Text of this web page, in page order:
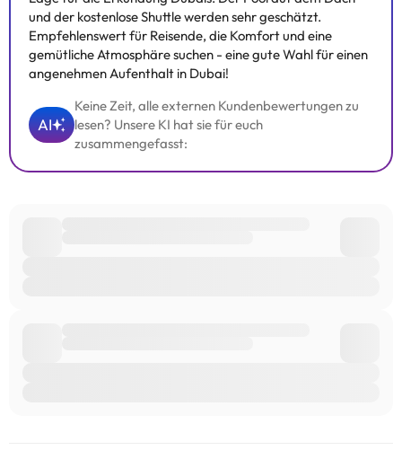
Einige der aufgeführten Leistungen können kostenpflichtig sein.
Die entsprechenden Preise könnt ihr direkt bei der Unterkunft
erfragen. Alle Informationen auf dieser Seite können von der
Unterkunft geändert werden. Wenn ihr Fragen habt, kontaktiert
und der kostenlose Shuttle werden sehr geschätzt.
Empfehlenswert für Reisende, die Komfort und eine
gemütliche Atmosphäre suchen - eine gute Wahl für einen
angenehmen Aufenthalt in Dubai!
AI
Keine Zeit, alle externen Kundenbewertungen zu
lesen? Unsere KI hat sie für euch
zusammengefasst: